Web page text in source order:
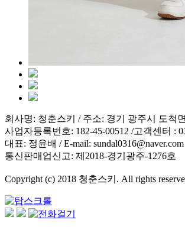
회사명: 청춘스키 / 주소: 경기 광주시 도척
사업자등록번호: 182-45-00512 /고객센터 :
대표: 정윤배 / E-mail: sundal0316@naver.com
통신판매업신고: 제2018-경기광주-1276호
Copyright (c) 2018 청춘스키. All rights